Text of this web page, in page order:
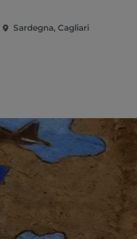
Sardegna, Cagliari